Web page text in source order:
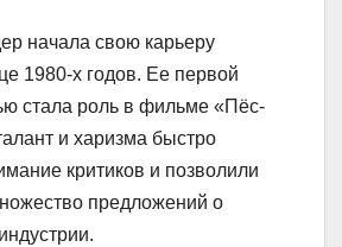
начала свою карьеру
1980-х годов. Ее первой
стала роль в фильме «Пёс-
и харизма быстро
критиков и позволили
предложений о